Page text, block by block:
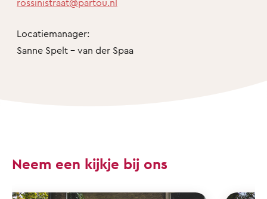
Locatiemanager:
Sanne Spelt - van der Spaa
Neem een kijkje bij ons